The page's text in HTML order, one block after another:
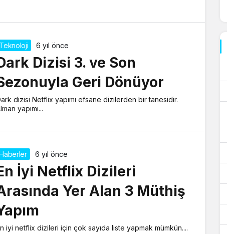
6 yıl önce
Dizisi 3. ve Son
Geri Dönüyor
dizisi Netflix yapımı efsane dizilerden bir tanesidir.
yapımı...
6 yıl önce
İyi Netflix Dizileri
Yer Alan 3 Müthiş
iyi netflix dizileri için çok sayıda liste yapmak mümkün....